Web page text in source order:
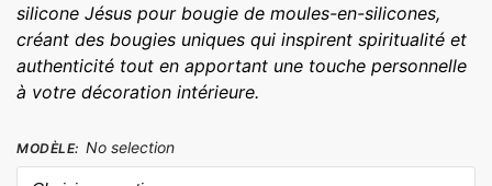
silicone Jésus pour bougie de moules-en-silicones,
créant des bougies uniques qui inspirent spiritualité et
authenticité tout en apportant une touche personnelle
à votre décoration intérieure.
MODÈLE: No selection